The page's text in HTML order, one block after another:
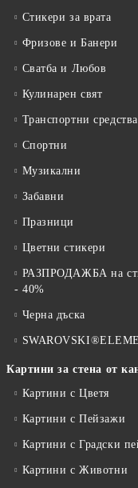
Стикери за врата
Фризове и Банери
Сватба и Любов
Кулинарен свят
Транспортни средства
Спортни
Музикални
Забавни
Празници
Цветни стикери
РАЗПРОДАЖБА на
- 40%
Черна дъска
Картини за стена от
Картини с Цветя
Картини с Пейзажи
Картини с Градски
Картини с Животни